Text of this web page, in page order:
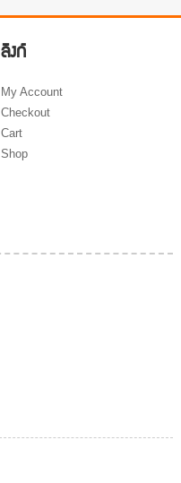
ลิงก์
My Account
Checkout
Cart
Shop